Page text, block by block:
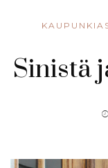
Sinistä